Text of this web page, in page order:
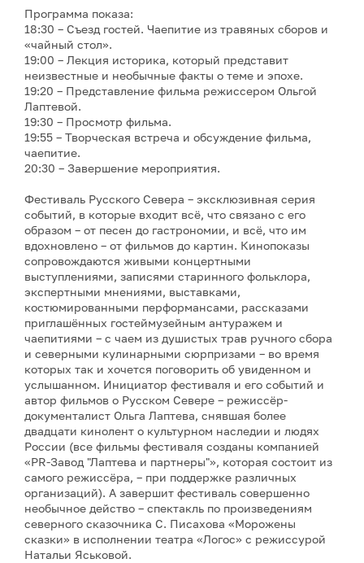
Программа показа:
18:30 – Съезд гостей. Чаепитие из травяных сборов и
«чайный стол».
19:00 – Лекция историка, который представит
неизвестные и необычные факты о теме и эпохе.
19:20 – Представление фильма режиссером Ольгой
Лаптевой.
19:30 – Просмотр фильма.
19:55 – Творческая встреча и обсуждение фильма,
чаепитие.
20:30 – Завершение мероприятия.
Фестиваль Русского Севера – эксклюзивная серия
событий, в которые входит всё, что связано с его
образом – от песен до гастрономии, и всё, что им
вдохновлено – от фильмов до картин. Кинопоказы
сопровождаются живыми концертными
выступлениями, записями старинного фольклора,
экспертными мнениями, выставками,
костюмированными перформансами, рассказами
приглашённых гостеймузейным антуражем и
чаепитиями – с чаем из душистых трав ручного сбора
и северными кулинарными сюрпризами – во время
которых так и хочется поговорить об увиденном и
услышанном. Инициатор фестиваля и его событий и
автор фильмов о Русском Севере – режиссёр-
документалист Ольга Лаптева, снявшая более
двадцати кинолент о культурном наследии и людях
России (все фильмы фестиваля созданы компанией
«PR-Завод "Лаптева и партнеры"», которая состоит из
самого режиссёра, – при поддержке различных
организаций). А завершит фестиваль совершенно
необычное действо – спектакль по произведениям
северного сказочника С. Писахова «Морожены
сказки» в исполнении театра «Логос» с режиссурой
Натальи Яськовой.